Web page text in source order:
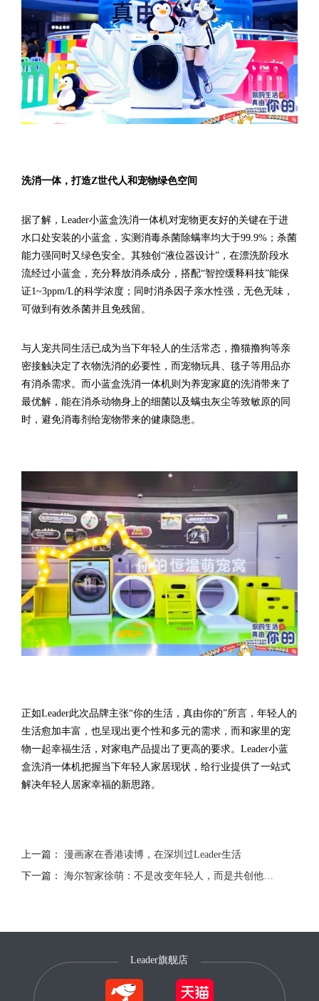
洗消一体，打造Z世代人和宠物绿色空间
据了解，Leader小蓝盒洗消一体机对宠物更友好的关键在于进
水口处安装的小蓝盒，实测消毒杀菌除螨率均大于99.9%；杀菌
能力强同时又绿色安全。其独创“液位器设计”，在漂洗阶段水
流经过小蓝盒，充分释放消杀成分，搭配“智控缓释科技”能保
证1~3ppm/L的科学浓度；同时消杀因子亲水性强，无色无味，
可做到有效杀菌并且免残留。
与人宠共同生活已成为当下年轻人的生活常态，撸猫撸狗等亲
密接触决定了衣物洗消的必要性，而宠物玩具、毯子等用品亦
有消杀需求。而小蓝盒洗消一体机则为养宠家庭的洗消带来了
最优解，能在消杀动物身上的细菌以及螨虫灰尘等致敏原的同
时，避免消毒剂给宠物带来的健康隐患。
正如Leader此次品牌主张“你的生活，真由你的”所言，年轻人的
生活愈加丰富，也呈现出更个性和多元的需求，而和家里的宠
物一起幸福生活，对家电产品提出了更高的要求。Leader小蓝
盒洗消一体机把握当下年轻人家居现状，给行业提供了一站式
解决年轻人居家幸福的新思路。
上一篇：
漫画家在香港读博，在深圳过Leader生活
下一篇：
海尔智家徐萌：不是改变年轻人，而是共创他们的Leader
Leader旗舰店